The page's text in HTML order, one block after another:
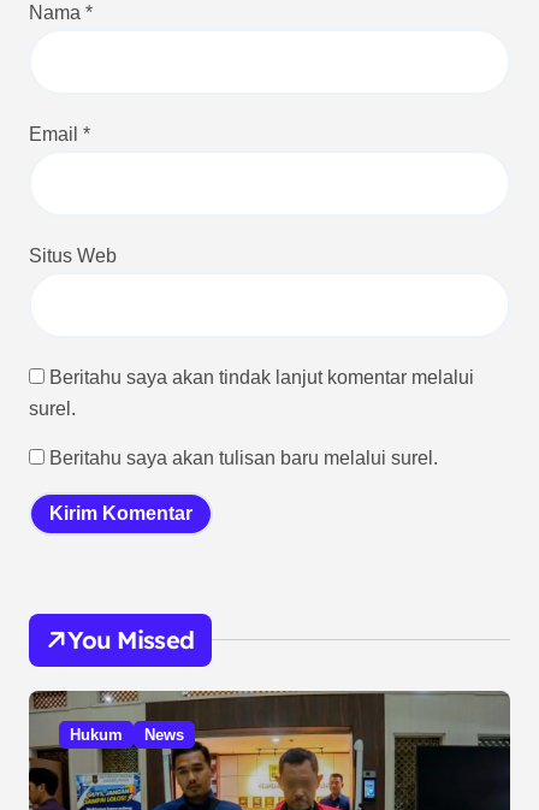
Nama *
Email *
Situs Web
Beritahu saya akan tindak lanjut komentar melalui
surel.
Beritahu saya akan tulisan baru melalui surel.
You Missed
Hukum News